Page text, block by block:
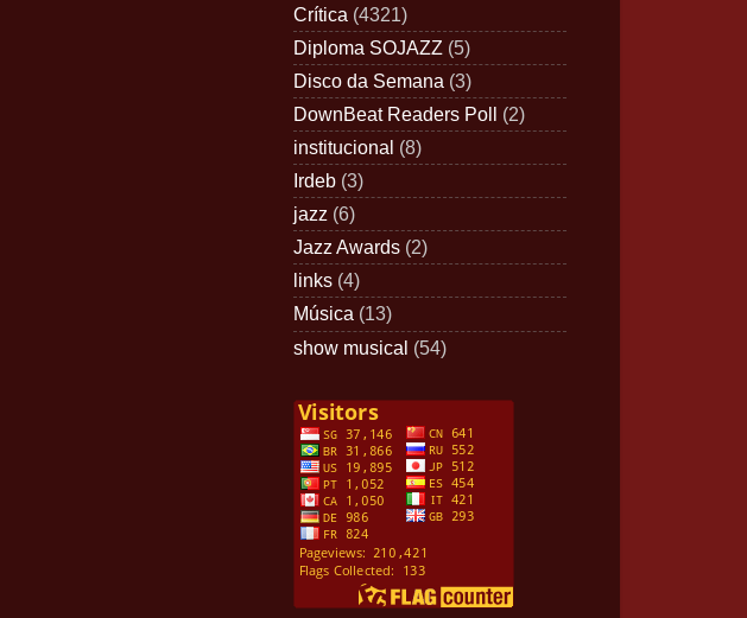
Crítica (4321)
Diploma SOJAZZ (5)
Disco da Semana (3)
DownBeat Readers Poll (2)
institucional (8)
Irdeb (3)
jazz (6)
Jazz Awards (2)
links (4)
Música (13)
show musical (54)